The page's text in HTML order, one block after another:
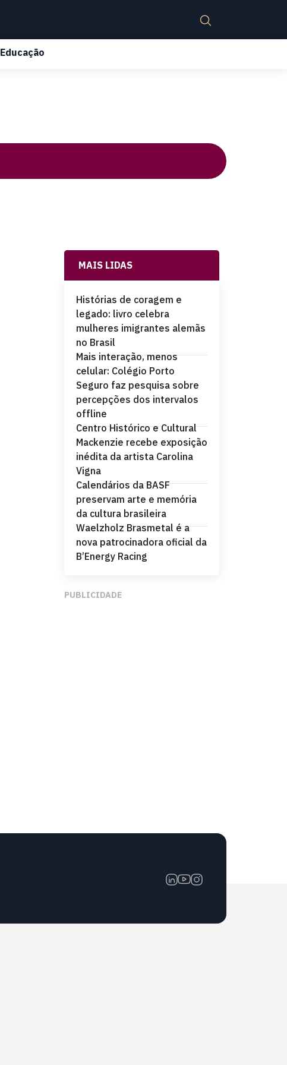
Educação
MAIS LIDAS
Histórias de coragem e
legado: livro celebra
mulheres imigrantes alemãs
no Brasil
Mais interação, menos
celular: Colégio Porto
Seguro faz pesquisa sobre
percepções dos intervalos
offline
Centro Histórico e Cultural
Mackenzie recebe exposição
inédita da artista Carolina
Vigna
Calendários da BASF
preservam arte e memória
da cultura brasileira
Waelzholz Brasmetal é a
nova patrocinadora oficial da
B’Energy Racing
PUBLICIDADE